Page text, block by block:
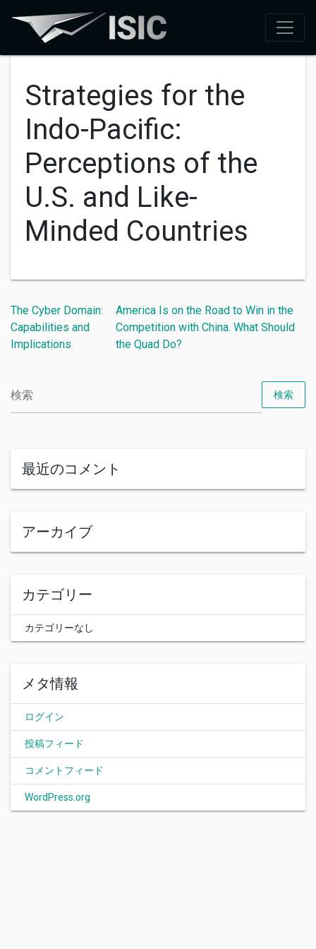
Strategies for the
Indo-Pacific:
Perceptions of the
U.S. and Like-
Minded Countries
The Cyber Domain:
Capabilities and
Implications
America Is on the Road to Win in the
Competition with China. What Should
the Quad Do?
検索
最近のコメント
アーカイブ
カテゴリー
カテゴリーなし
メタ情報
ログイン
投稿フィード
コメントフィード
WordPress.org